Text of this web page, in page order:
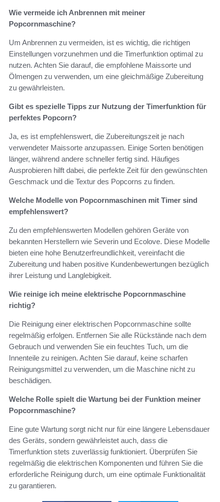
Wie vermeide ich Anbrennen mit meiner
Popcornmaschine?
Um Anbrennen zu vermeiden, ist es wichtig, die richtigen
Einstellungen vorzunehmen und die Timerfunktion optimal zu
nutzen. Achten Sie darauf, die empfohlene Maissorte und
Ölmengen zu verwenden, um eine gleichmäßige Zubereitung
zu gewährleisten.
Gibt es spezielle Tipps zur Nutzung der Timerfunktion für
perfektes Popcorn?
Ja, es ist empfehlenswert, die Zubereitungszeit je nach
verwendeter Maissorte anzupassen. Einige Sorten benötigen
länger, während andere schneller fertig sind. Häufiges
Ausprobieren hilft dabei, die perfekte Zeit für den gewünschten
Geschmack und die Textur des Popcorns zu finden.
Welche Modelle von Popcornmaschinen mit Timer sind
empfehlenswert?
Zu den empfehlenswerten Modellen gehören Geräte von
bekannten Herstellern wie Severin und Ecolove. Diese Modelle
bieten eine hohe Benutzerfreundlichkeit, vereinfacht die
Zubereitung und haben positive Kundenbewertungen bezüglich
ihrer Leistung und Langlebigkeit.
Wie reinige ich meine elektrische Popcornmaschine
richtig?
Die Reinigung einer elektrischen Popcornmaschine sollte
regelmäßig erfolgen. Entfernen Sie alle Rückstände nach dem
Gebrauch und verwenden Sie ein feuchtes Tuch, um die
Innenteile zu reinigen. Achten Sie darauf, keine scharfen
Reinigungsmittel zu verwenden, um die Maschine nicht zu
beschädigen.
Welche Rolle spielt die Wartung bei der Funktion meiner
Popcornmaschine?
Eine gute Wartung sorgt nicht nur für eine längere Lebensdauer
des Geräts, sondern gewährleistet auch, dass die
Timerfunktion stets zuverlässig funktioniert. Überprüfen Sie
regelmäßig die elektrischen Komponenten und führen Sie die
erforderliche Reinigung durch, um eine optimale Funktionalität
zu garantieren.